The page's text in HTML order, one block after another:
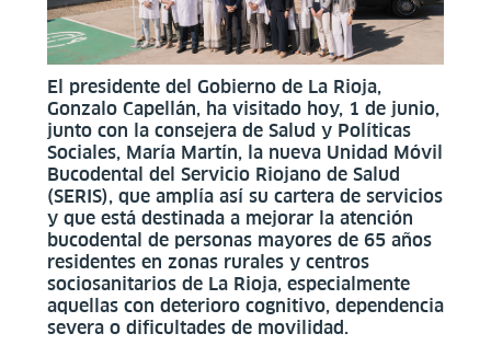
El presidente del Gobierno de La Rioja,
Gonzalo Capellán, ha visitado hoy, 1 de junio,
junto con la consejera de Salud y Políticas
Sociales, María Martín, la nueva Unidad Móvil
Bucodental del Servicio Riojano de Salud
(SERIS), que amplía así su cartera de servicios
y que está destinada a mejorar la atención
bucodental de personas mayores de 65 años
residentes en zonas rurales y centros
sociosanitarios de La Rioja, especialmente
aquellas con deterioro cognitivo, dependencia
severa o dificultades de movilidad.